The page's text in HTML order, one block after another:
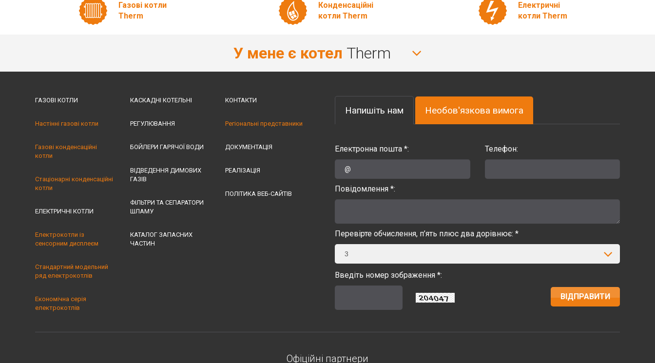
Газові котли
Therm
Конденсаційні
котли Therm
Електричні
котли Therm
У мене є котел Therm
ГАЗОВІ КОТЛИ
Настінні газові котли
Газові конденсаційні
котли
Стаціонарні конденсаційні
котли
ЕЛЕКТРИЧНІ КОТЛИ
Електрокотли із
сенсорним дисплеєм
Стандартний модельний
ряд електрокотлів
Економічна серія
електрокотлів
КАСКАДНІ КОТЕЛЬНІ
РЕГУЛЮВАННЯ
БОЙЛЕРИ ГАРЯЧОЇ ВОДИ
ВІДВЕДЕННЯ ДИМОВИХ
ГАЗІВ
ФІЛЬТРИ ТА СЕПАРАТОРИ
ШЛАМУ
КАТАЛОГ ЗАПАСНИХ
ЧАСТИН
КОНТАКТИ
Регіональні представники
ДОКУМЕНТАЦІЯ
РЕАЛІЗАЦІЯ
ПОЛІТИКА ВЕБ-САЙТІВ
Напишіть нам Необов'язкова вимога
Електронна пошта *: Телефон:
Повідомлення *:
Перевірте обчислення, п’ять плюс два дорівнює: *
3
Введіть номер зображення *:
Офіційні партнери